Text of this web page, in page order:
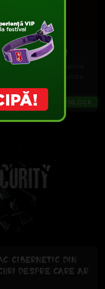
PRIN MUZICĂ!
fantastică, un serial
Twin Peaks la cuvinte
#UNLOCK
Music
CIBERNETIC DIN
DESPRE CARE AR